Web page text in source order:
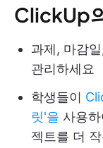
ClickUp
과제, 마감
관리하세요
학생들이
릿'을 사용
젝트를 더